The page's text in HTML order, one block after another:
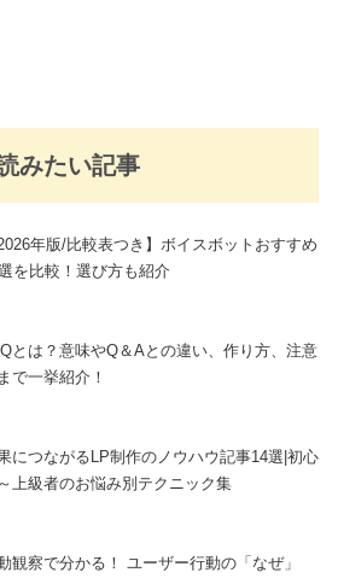
みたい記事
2026年版/比較表つき】ボイスボットおすすめ
を比較！選び方も紹介
とは？意味やQ＆Aとの違い、作り方、注意
で一挙紹介！
につながるLP制作のノウハウ記事14選|初心
上級者のお悩み別テクニック集
観察で分かる！ ユーザー行動の「なぜ」